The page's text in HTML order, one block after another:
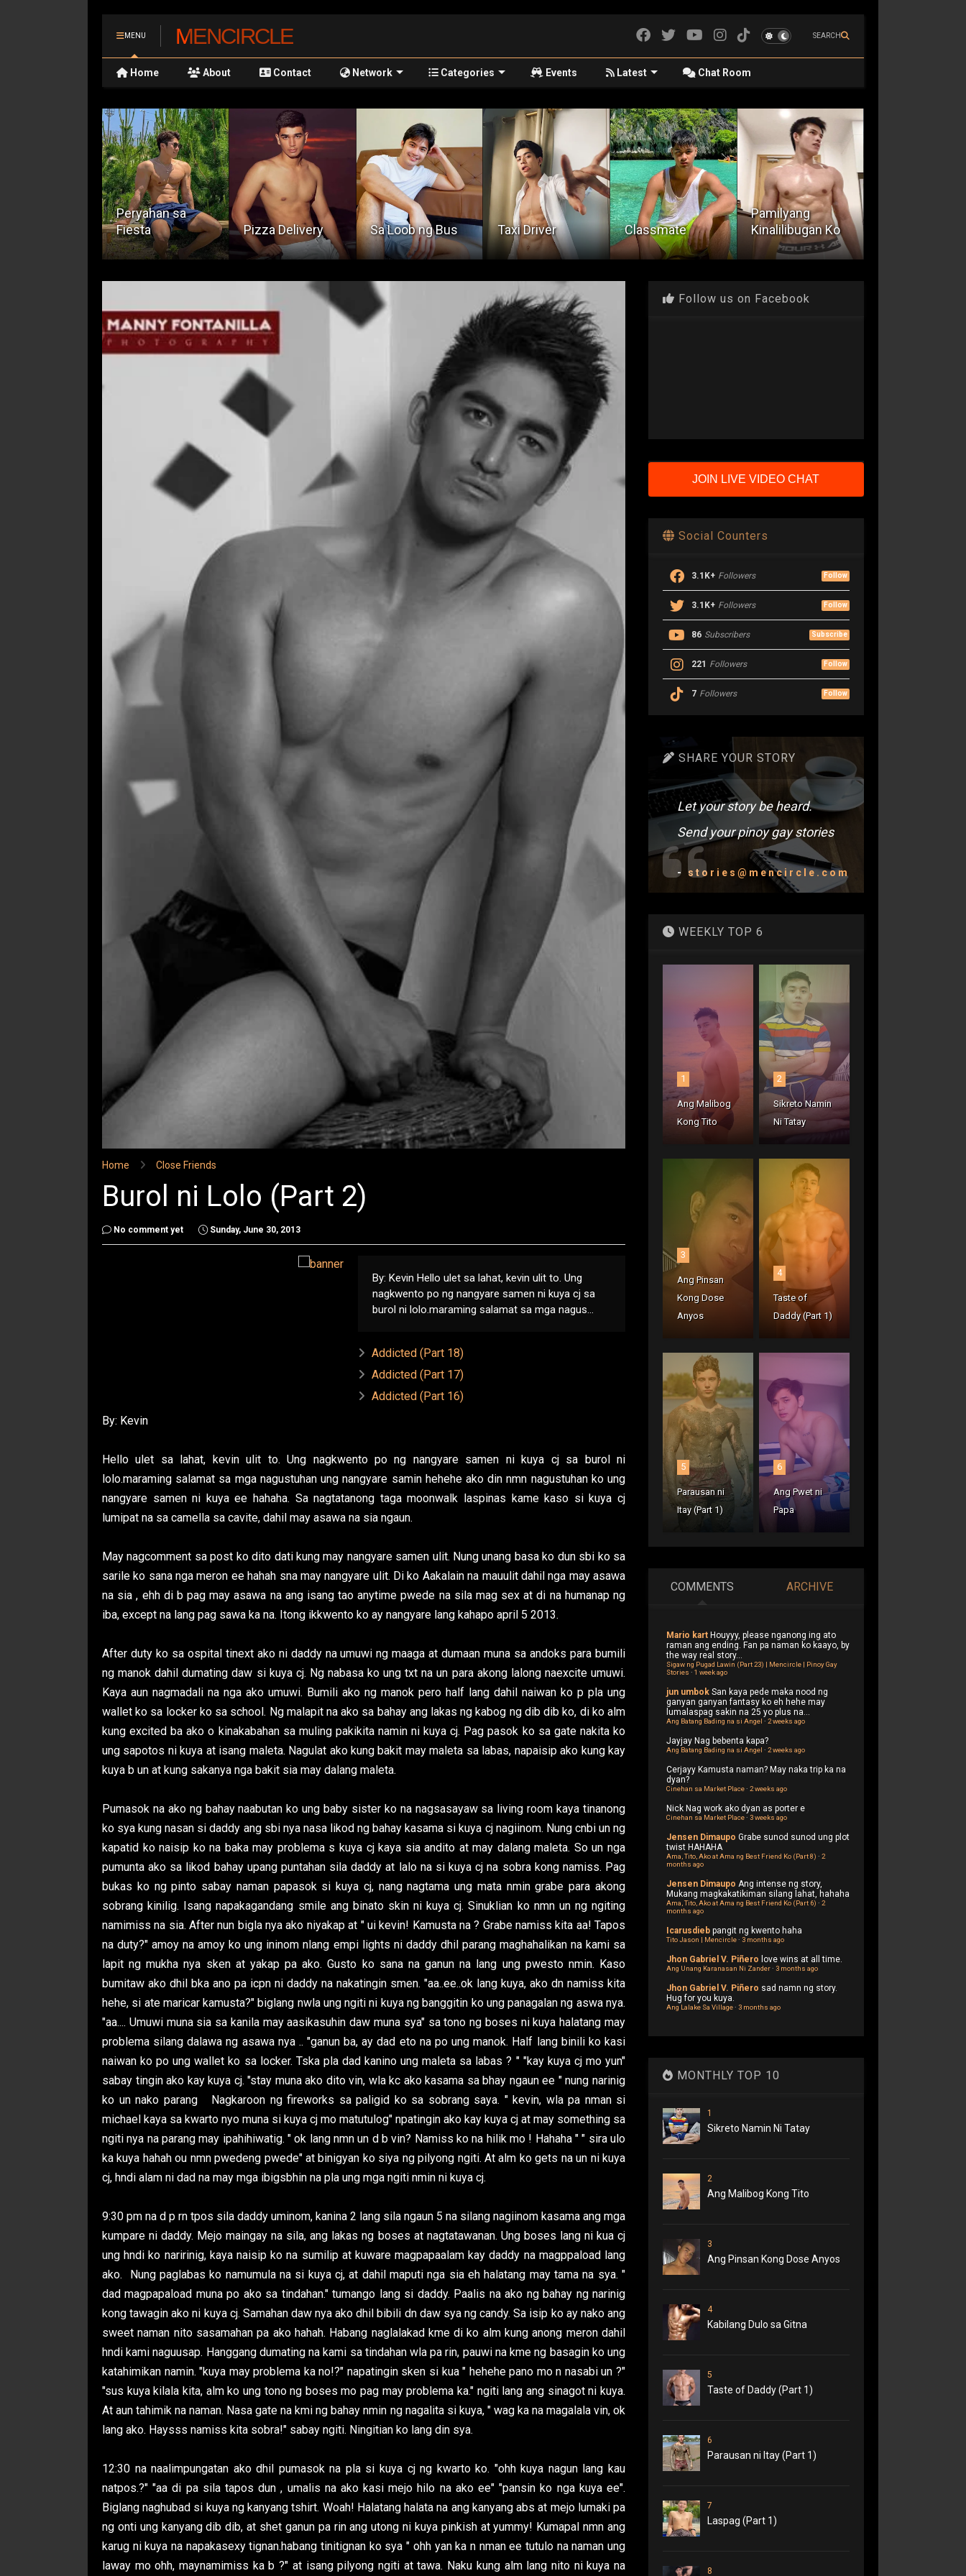
MENU MENCIRCLE SEARCH
Home About Contact Network Categories Events Latest Chat Room
Pizza Delivery Sa Loob ng Bus Taxi Driver Classmate
Pamilyang
Kinalilibugan Ko
Napakalaki ni
Tito Jervis
Home Close Friends
Burol ni Lolo (Part 2)
No comment yet Sunday, June 30, 2013
By: Kevin Hello ulet sa lahat, kevin ulit to. Ung
nagkwento po ng nangyare samen ni kuya cj sa
burol ni lolo.maraming salamat sa mga nagus...
Addicted (Part 18)
Addicted (Part 17)
Addicted (Part 16)
By: Kevin
Hello ulet sa lahat, kevin ulit to. Ung nagkwento po ng nangyare samen ni kuya cj sa burol ni
lolo.maraming salamat sa mga nagustuhan ung nangyare samin hehehe ako din nmn nagustuhan ko ung
nangyare samen ni kuya ee hahaha. Sa nagtatanong taga moonwalk laspinas kame kaso si kuya cj
lumipat na sa camella sa cavite, dahil may asawa na sia ngaun.
May nagcomment sa post ko dito dati kung may nangyare samen ulit. Nung unang basa ko dun sbi ko sa
sarile ko sana nga meron ee hahah sna may nangyare ulit. Di ko Aakalain na mauulit dahil nga may asawa
na sia , ehh di b pag may asawa na ang isang tao anytime pwede na sila mag sex at di na humanap ng
iba, except na lang pag sawa ka na. Itong ikkwento ko ay nangyare lang kahapo april 5 2013.
After duty ko sa ospital tinext ako ni daddy na umuwi ng maaga at dumaan muna sa andoks para bumili
ng manok dahil dumating daw si kuya cj. Ng nabasa ko ung txt na un para akong lalong naexcite umuwi.
Kaya aun nagmadali na nga ako umuwi. Bumili ako ng manok pero half lang dahil naiwan ko p pla ung
wallet ko sa locker ko sa school. Ng malapit na ako sa bahay ang lakas ng kabog ng dib dib ko, di ko alm
kung excited ba ako o kinakabahan sa muling pakikita namin ni kuya cj. Pag pasok ko sa gate nakita ko
ung sapotos ni kuya at isang maleta. Nagulat ako kung bakit may maleta sa labas, napaisip ako kung kay
kuya b un at kung sakanya nga bakit sia may dalang maleta.
Pumasok na ako ng bahay naabutan ko ung baby sister ko na nagsasayaw sa living room kaya tinanong
ko sya kung nasan si daddy ang sbi nya nasa likod ng bahay kasama si kuya cj nagiinom. Nung cnbi un ng
kapatid ko naisip ko na baka may problema s kuya cj kaya sia andito at may dalang maleta. So un nga
pumunta ako sa likod bahay upang puntahan sila daddy at lalo na si kuya cj na sobra kong namiss. Pag
bukas ko ng pinto sabay naman papasok si kuya cj, nang nagtama ung mata nmin grabe para akong
sobrang kinilig. Isang napakagandang smile ang binato skin ni kuya cj. Sinuklian ko nmn un ng ngiting
namimiss na sia. After nun bigla nya ako niyakap at " ui kevin! Kamusta na ? Grabe namiss kita aa! Tapos
na duty?" amoy na amoy ko ung ininom nlang empi lights ni daddy dhil parang maghahalikan na kami sa
lapit ng mukha nya sken at yakap pa ako. Gusto ko sana na ganun na lang ung pwesto nmin. Kaso
bumitaw ako dhil bka ano pa icpn ni daddy na nakatingin smen. "aa..ee..ok lang kuya, ako dn namiss kita
hehe, si ate maricar kamusta?" biglang nwla ung ngiti ni kuya ng banggitin ko ung panagalan ng aswa nya.
"aa.... Umuwi muna sia sa kanila may aasikasuhin daw muna sya" sa tono ng boses ni kuya halatang may
problema silang dalawa ng asawa nya .. "ganun ba, ay dad eto na po ung manok. Half lang binili ko kasi
naiwan ko po ung wallet ko sa locker. Tska pla dad kanino ung maleta sa labas ? " "kay kuya cj mo yun"
sabay tingin ako kay kuya cj. "stay muna ako dito vin, wla kc ako kasama sa bhay ngaun ee " nung narinig
ko un nako parang Nagkaroon ng fireworks sa paligid ko sa sobrang saya. " kevin, wla pa nman si
michael kaya sa kwarto nyo muna si kuya cj mo matutulog" npatingin ako kay kuya cj at may something sa
ngiti nya na parang may ipahihiwatig. " ok lang nmn un d b vin? Namiss ko na hilik mo ! Hahaha " " sira ulo
ka kuya hahah ou nmn pwedeng pwede" at binigyan ko siya ng pilyong ngiti. At alm ko gets na un ni kuya
cj, hndi alam ni dad na may mga ibigsbhin na pla ung mga ngiti nmin ni kuya cj.
9:30 pm na d p rn tpos sila daddy uminom, kanina 2 lang sila ngaun 5 na silang nagiinom kasama ang mga
kumpare ni daddy. Mejo maingay na sila, ang lakas ng boses at nagtatawanan. Ung boses lang ni kua cj
ung hndi ko naririnig, kaya naisip ko na sumilip at kuware magpapaalam kay daddy na magppaload lang
ako. Nung paglabas ko namumula na si kuya cj, at dahil maputi nga sia eh halatang may tama na sya. "
dad magpapaload muna po ako sa tindahan." tumango lang si daddy. Paalis na ako ng bahay ng narinig
kong tawagin ako ni kuya cj. Samahan daw nya ako dhil bibili dn daw sya ng candy. Sa isip ko ay nako ang
sweet naman nito sasamahan pa ako hahah. Habang naglalakad kme di ko alm kung anong meron dahil
hndi kami naguusap. Hanggang dumating na kami sa tindahan wla pa rin, pauwi na kme ng basagin ko ung
katahimikan namin. "kuya may problema ka no!?" napatingin sken si kua " hehehe pano mo n nasabi un ?"
"sus kuya kilala kita, alm ko ung tono ng boses mo pag may problema ka." ngiti lang ang sinagot ni kuya.
At aun tahimik na naman. Nasa gate na kmi ng bahay nmin ng nagalita si kuya, " wag ka na magalala vin, ok
lang ako. Haysss namiss kita sobra!" sabay ngiti. Ningitian ko lang din sya.
12:30 na naalimpungatan ako dhil pumasok na pla si kuya cj ng kwarto ko. "ohh kuya nagun lang kau
natpos.?" "aa di pa sila tapos dun , umalis na ako kasi mejo hilo na ako ee" "pansin ko nga kuya ee".
Biglang naghubad si kuya ng kanyang tshirt. Woah! Halatang halata na ang kanyang abs at mejo lumaki pa
ng onti ung kanyang dib dib, at shet ganun pa rin ang utong ni kuya pinkish at yummy! Kumapal nmn ang
karug ni kuya na napakasexy tignan.habang tinitignan ko sya " ohh yan ka n nman ee tutulo na naman ung
laway mo ohh, maynamimiss ka b ?" at isang pilyong ngiti at tawa. Naku kung alm lang nito ni kuya na
Follow us on Facebook
JOIN LIVE VIDEO CHAT
Social Counters
3.1K+ Followers Follow
3.1K+ Followers Follow
86 Subscribers Subscribe
221 Followers Follow
7 Followers Follow
SHARE YOUR STORY
Let your story be heard.
Send your pinoy gay stories
- stories@mencircle.com
WEEKLY TOP 6
1
Ang Malibog
Kong Tito
2
Sikreto Namin
Ni Tatay
3
Ang Pinsan
Kong Dose
Anyos
4
Taste of
Daddy (Part 1)
5
Parausan ni
Itay (Part 1)
6
Ang Pwet ni
Papa
COMMENTS ARCHIVE
Mario kart Houyyy, please nganong ing ato
raman ang ending. Fan pa naman ko kaayo, by
the way real story...
Sigaw ng Pugad Lawin (Part 23) | Mencircle | Pinoy Gay
Stories · 1 week ago
jun umbok San kaya pede maka nood ng
ganyan ganyan fantasy ko eh hehe may
lumalaspag sakin na 25 yo plus na...
Ang Batang Bading na si Angel · 2 weeks ago
Jayjay Nag bebenta kapa?
Ang Batang Bading na si Angel · 2 weeks ago
Cerjayy Kamusta naman? May naka trip ka na
dyan?
Cinehan sa Market Place· 2 weeks ago
Nick Nag work ako dyan as porter e
Cinehan sa Market Place· 3 weeks ago
Jensen Dimaupo Grabe sunod sunod ung plot
twist HAHAHA
Ama, Tito, Ako at Ama ng Best Friend Ko (Part 8) · 2
months ago
Jensen Dimaupo Ang intense ng story,
Mukang magkakatikiman silang lahat, hahaha
Ama, Tito, Ako at Ama ng Best Friend Ko (Part 6) · 2
months ago
Icarusdieb pangit ng kwento haha
Tito Jason | Mencircle· 3 months ago
Jhon Gabriel V. Piñero love wins at all time.
Ang Unang Karanasan Ni Zander· 3 months ago
Jhon Gabriel V. Piñero sad namn ng story.
Hug for you kuya.
Ang Lalake Sa Village· 3 months ago
MONTHLY TOP 10
1
Sikreto Namin Ni Tatay
2
Ang Malibog Kong Tito
3
Ang Pinsan Kong Dose Anyos
4
Kabilang Dulo sa Gitna
5
Taste of Daddy (Part 1)
6
Parausan ni Itay (Part 1)
7
Laspag (Part 1)
8